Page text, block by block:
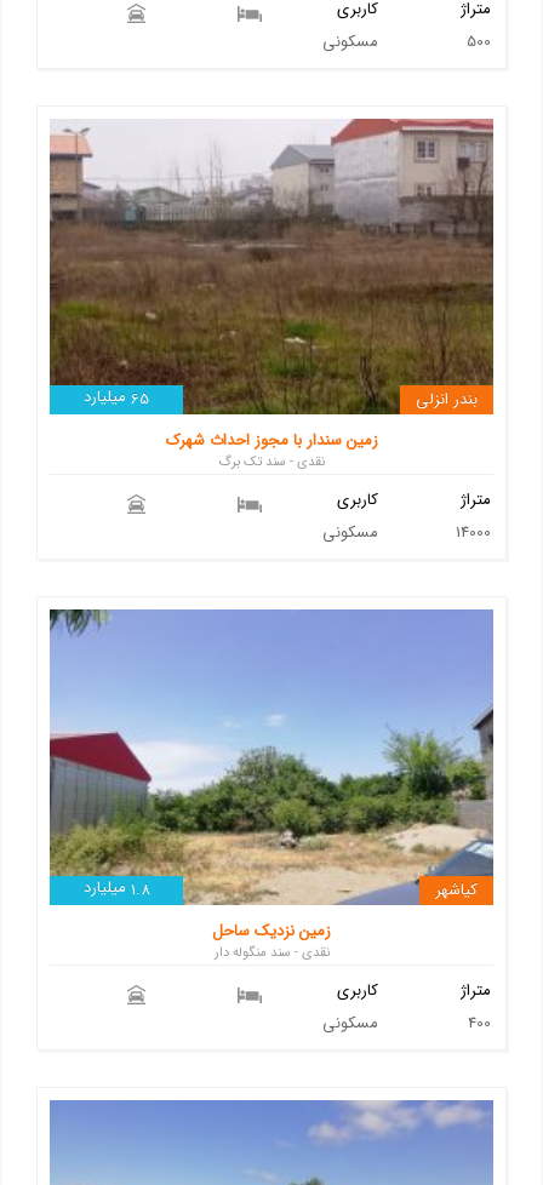
کاربری
مسکونی
متراژ
500
65 میلیارد
بندر انزلی
زمین سندار با مجوز احداث شهرک
نقدی - سند تک برگ
کاربری
مسکونی
متراژ
14000
1.8 میلیارد
کیاشهر
زمین نزدیک ساحل
نقدی - سند منگوله دار
کاربری
مسکونی
متراژ
400